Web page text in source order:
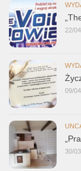
22/
09/
30/